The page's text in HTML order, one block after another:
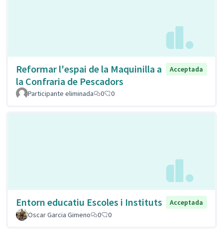
Reformar l'espai de la Maquinilla a
la Confraria de Pescadors
Acceptada
Participante eliminada 0 0
Entorn educatiu Escoles i Instituts
Acceptada
Oscar Garcia Gimeno
0 0